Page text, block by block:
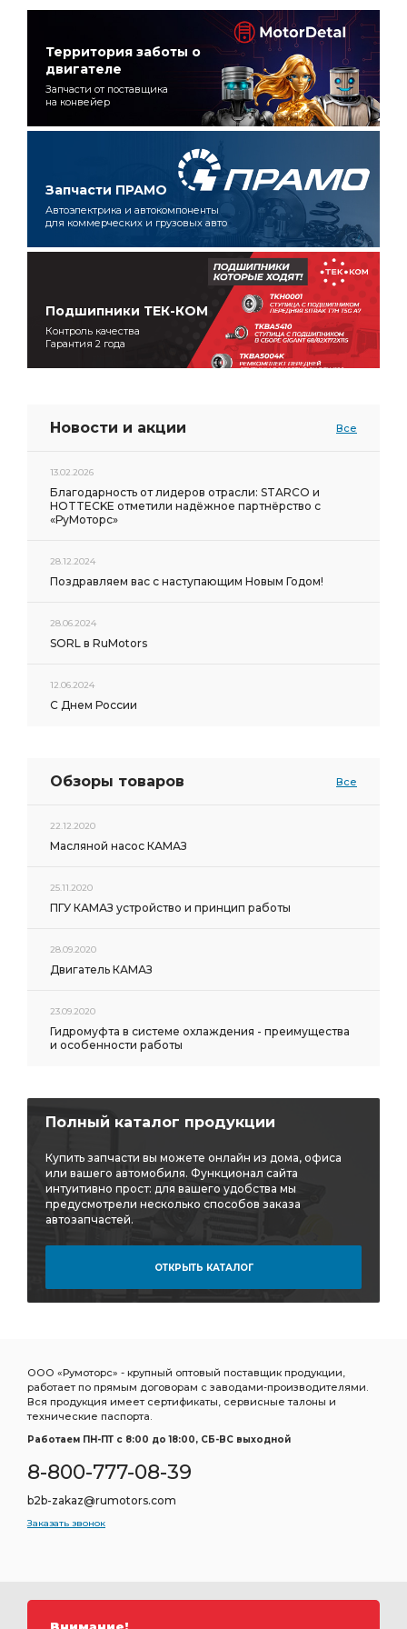
Территория заботы о
двигателе
Запчасти от поставщика
на конвейер
Запчасти ПРАМО
Автоэлектрика и автокомпоненты
для коммерческих и грузовых авто
Подшипники ТЕК-КОМ
Контроль качества
Гарантия 2 года
Новости и акции Все
13.02.2026
Благодарность от лидеров отрасли: STARCO и
HOTTECKE отметили надёжное партнёрство с
«РуМоторс»
28.12.2024
Поздравляем вас с наступающим Новым Годом!
28.06.2024
SORL в RuMotors
12.06.2024
С Днем России
Обзоры товаров Все
22.12.2020
Масляной насос КАМАЗ
25.11.2020
ПГУ КАМАЗ устройство и принцип работы
28.09.2020
Двигатель КАМАЗ
23.09.2020
Гидромуфта в системе охлаждения - преимущества
и особенности работы
Полный каталог продукции
Купить запчасти вы можете онлайн из дома, офиса
или вашего автомобиля. Функционал сайта
интуитивно прост: для вашего удобства мы
предусмотрели несколько способов заказа
автозапчастей.
ОТКРЫТЬ КАТАЛОГ
ООО «Румоторс» - крупный оптовый поставщик продукции,
работает по прямым договорам с заводами-производителями.
Вся продукция имеет сертификаты, сервисные талоны и
технические паспорта.
Работаем ПН-ПТ c 8:00 до 18:00, СБ-ВС выходной
8-800-777-08-39
b2b-zakaz@rumotors.com
Заказать звонок